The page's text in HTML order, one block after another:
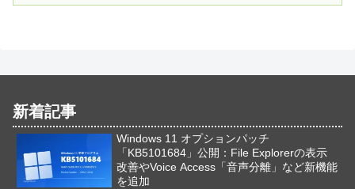
新着記事
Windows 11 オプションパッチ
「KB5101684」公開：File Explorerの表示
改善やVoice Access「音声分離」など新機能
を追加